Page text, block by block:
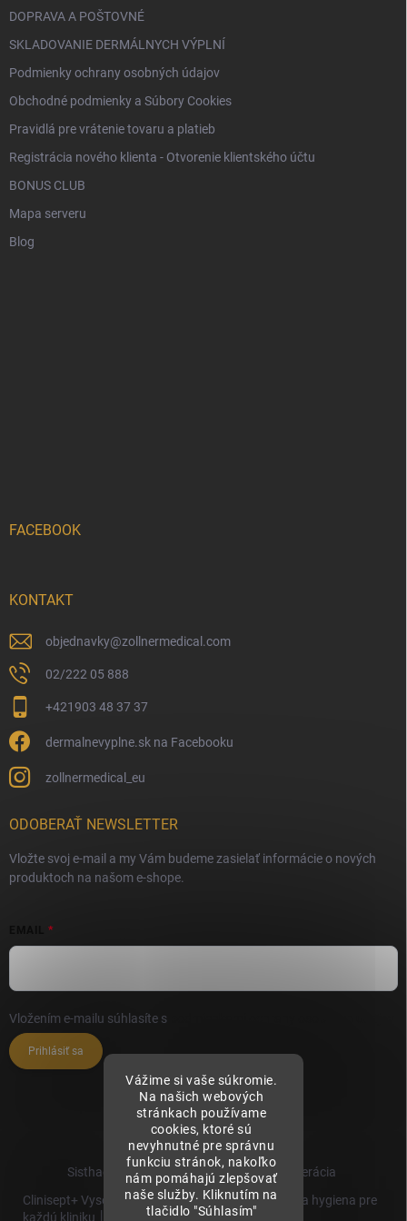
Vážime si vaše súkromie.
Na našich webových
stránkach používame
cookies, ktoré sú
nevyhnutné pre správnu
funkciu stránok, nakoľko
nám pomáhajú zlepšovať
naše služby. Kliknutím na
tlačidlo "Súhlasím"
DOPRAVA A POŠTOVNÉ
SKLADOVANIE DERMÁLNYCH VÝPLNÍ
Podmienky ochrany osobných údajov
Obchodné podmienky a Súbory Cookies
Pravidlá pre vrátenie tovaru a platieb
Registrácia nového klienta - Otvorenie klientského účtu
BONUS CLUB
Mapa serveru
Blog
FACEBOOK
KONTAKT
objednavky@zollnermedical.com
02/222 05 888
+421903 48 37 37
dermalnevyplne.sk na Facebooku
zollnermedical_eu
ODOBERAŤ NEWSLETTER
Vložte svoj e-mail a my Vám budeme zasielať informácie o nových
produktoch na našom e-shope.
Vložením e-mailu súhlasíte s
Prihlásiť sa
Sisthaema.sk - Skutočná Dermálna Regenerácia
Clinisept+ Vysoko účinné čistenie a antimikrobiálna hygiena pre
každú kliniku │